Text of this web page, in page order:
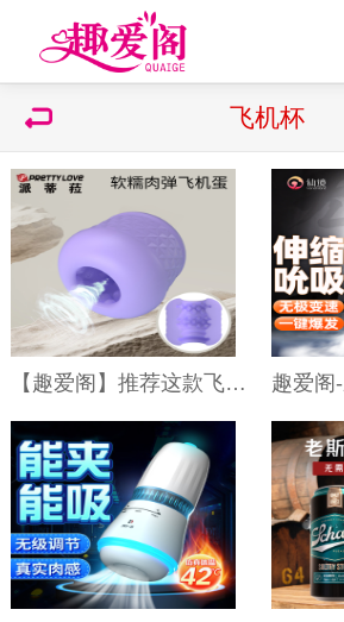
飞机杯
【趣爱阁】推荐这款飞机蛋派蒂菈[PRETTY LOVE]，医用级硅胶材质正品保障，安心享受。